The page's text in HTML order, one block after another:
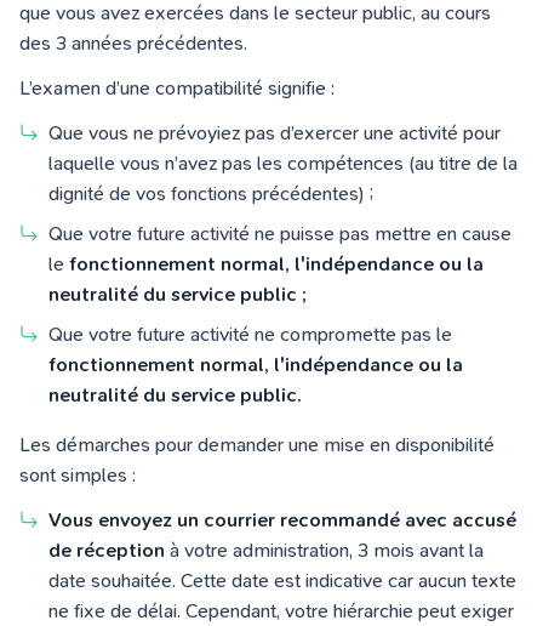
que vous avez exercées dans le secteur public, au cours
des 3 années précédentes.
L’examen d’une compatibilité signifie :
Que vous ne prévoyiez pas d’exercer une activité pour
laquelle vous n’avez pas les compétences (au titre de la
dignité de vos fonctions précédentes) ;
Que votre future activité ne puisse pas mettre en cause
le fonctionnement normal, l'indépendance ou la
neutralité du service public ;
Que votre future activité ne compromette pas le
fonctionnement normal, l'indépendance ou la
neutralité du service public.
Les démarches pour demander une mise en disponibilité
sont simples :
Vous envoyez un courrier recommandé avec accusé
de réception à votre administration, 3 mois avant la
date souhaitée. Cette date est indicative car aucun texte
ne fixe de délai. Cependant, votre hiérarchie peut exiger